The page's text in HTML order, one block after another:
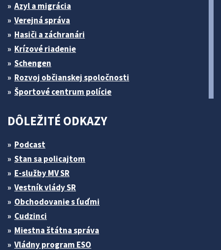
Azyl a migrácia
Verejná správa
Hasiči a záchranári
Krízové riadenie
Schengen
Rozvoj občianskej spoločnosti
Športové centrum polície
DÔLEŽITÉ ODKAZY
Podcast
Stan sa policajtom
E-služby MV SR
Vestník vlády SR
Obchodovanie s ľuďmi
Cudzinci
Miestna štátna správa
Vládny program ESO